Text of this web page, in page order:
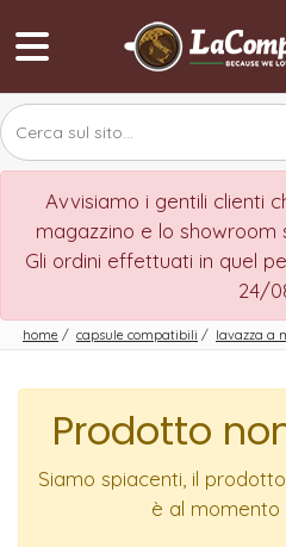
Avvisiamo i gentili clienti
magazzino e lo showroom
Gli ordini effettuati in quel
24/
home / capsule compatibili / lavazza a
Prodotto
Siamo spiacenti, il
è al momento